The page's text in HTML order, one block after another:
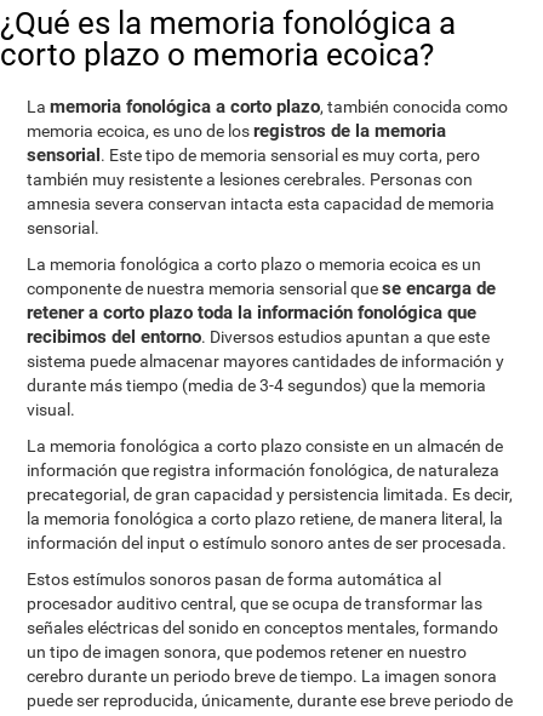
¿Qué es la memoria fonológica a
corto plazo o memoria ecoica?
Lamemoria fonológica a corto plazo, también conocida como
memoria ecoica, es uno de losregistros de la memoria
sensorial. Este tipo de memoria sensorial es muy corta, pero
también muy resistente a lesiones cerebrales. Personas con
amnesia severa conservan intacta esta capacidad de memoria
sensorial.
La memoria fonológica a corto plazo o memoria ecoica es un
componente de nuestra memoria sensorial quese encarga de
retener a corto plazo toda la información fonológica que
recibimos del entorno. Diversos estudios apuntan a que este
sistema puede almacenar mayores cantidades de información y
durante más tiempo (media de 3-4 segundos) que la memoria
visual.
La memoria fonológica a corto plazo consiste en un almacén de
información que registra información fonológica, de naturaleza
precategorial, de gran capacidad y persistencia limitada. Es decir,
la memoria fonológica a corto plazo retiene, de manera literal, la
información del input o estímulo sonoro antes de ser procesada.
Estos estímulos sonoros pasan de forma automática al
procesador auditivo central, que se ocupa de transformar las
señales eléctricas del sonido en conceptos mentales, formando
un tipo de imagen sonora, que podemos retener en nuestro
cerebro durante un periodo breve de tiempo. La imagen sonora
puede ser reproducida, únicamente, durante ese breve periodo de